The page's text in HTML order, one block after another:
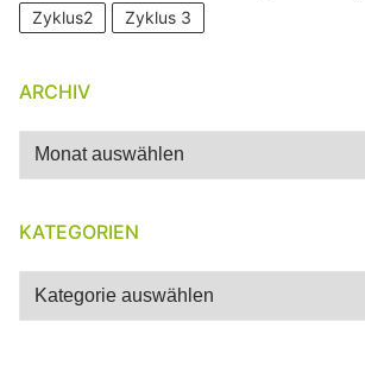
Zyklus2
Zyklus 3
ARCHIV
Archiv
KATEGORIEN
Kategorien